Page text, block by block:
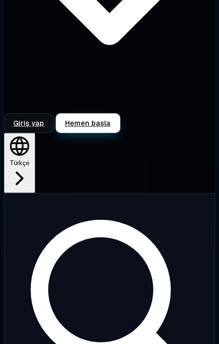
Giriş yap Hemen başla
Türkçe